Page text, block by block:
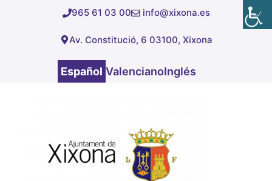
965 61 03 00 info@xixona.es
Av. Constitució, 6 03100, Xixona
Español ValencianoInglés